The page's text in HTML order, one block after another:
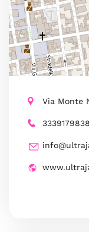
Via Monte
3339179838